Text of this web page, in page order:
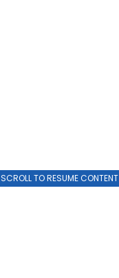
SCROLL TO RESUME CONTENT